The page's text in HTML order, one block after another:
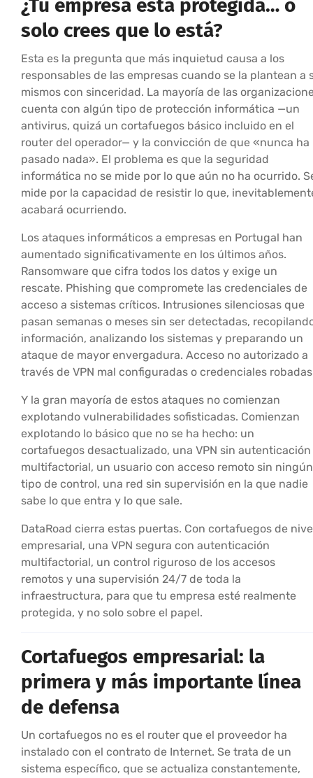
¿Tu empresa está protegida… o
solo crees que lo está?
Esta es la pregunta que más inquietud causa a los
responsables de las empresas cuando se la plantean a
mismos con sinceridad. La mayoría de las
cuenta con algún tipo de protección informática —un
antivirus, quizá un cortafuegos básico incluido en el
router del operador— y la convicción de que «nunca ha
pasado nada». El problema es que la seguridad
informática no se mide por lo que aún no ha ocurrido.
mide por la capacidad de resistir lo que,
acabará ocurriendo.
Los ataques informáticos a empresas en Portugal han
aumentado significativamente en los últimos años.
Ransomware que cifra todos los datos y exige un
rescate. Phishing que compromete las credenciales de
acceso a sistemas críticos. Intrusiones silenciosas que
pasan semanas o meses sin ser detectadas,
información, analizando los sistemas y preparando un
ataque de mayor envergadura. Acceso no autorizado a
través de VPN mal configuradas o credenciales
Y la gran mayoría de estos ataques no comienzan
explotando vulnerabilidades sofisticadas. Comienzan
explotando lo básico que no se ha hecho: un
cortafuegos desactualizado, una VPN sin autenticación
multifactorial, un usuario con acceso remoto sin ningún
tipo de control, una red sin supervisión en la que nadie
sabe lo que entra y lo que sale.
DataRoad cierra estas puertas. Con cortafuegos de
empresarial, una VPN segura con autenticación
multifactorial, un control riguroso de los accesos
remotos y una supervisión 24/7 de toda la
infraestructura, para que tu empresa esté realmente
protegida, y no solo sobre el papel.
Cortafuegos empresarial: la
primera y más importante línea
de defensa
Un cortafuegos no es el router que el proveedor ha
instalado con el contrato de Internet. Se trata de un
sistema específico, que se actualiza constantemente,